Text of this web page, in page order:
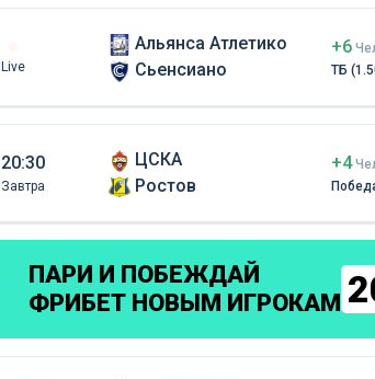
Live
Альянса Атлетико
Сьенсиано
+6
ТБ
20:30
Завтра
ЦСКА
Ростов
+4
ПАРИ И ПОБЕЖДАЙ
ФРИБЕТ НОВЫМ ИГРОКАМ